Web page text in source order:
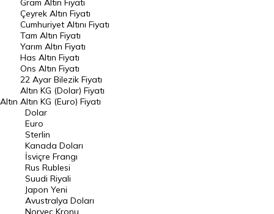
Raporlar
Endeksler
DÖVİZ
Döviz Kuru
Dolar Kuru
Euro Kuru
Pound Kuru
Frank Kuru
Riyal Kuru
Avustralya Doları
Danimarka Kronu Kuru
Altın
Gram Altın Fiyatı
Çeyrek Altın Fiyatı
Cumhuriyet Altını Fiyatı
Tam Altın Fiyatı
Yarım Altın Fiyatı
Has Altın Fiyatı
Ons Altın Fiyatı
22 Ayar Bilezik Fiyatı
Altın KG (Dolar) Fiyatı
Altın KG (Euro) Fiyatı
Dolar
Euro
Sterlin
Kanada Doları
İsviçre Frangı
Rus Rublesi
Suudi Riyali
Japon Yeni
Avustralya Doları
Norveç Kronu